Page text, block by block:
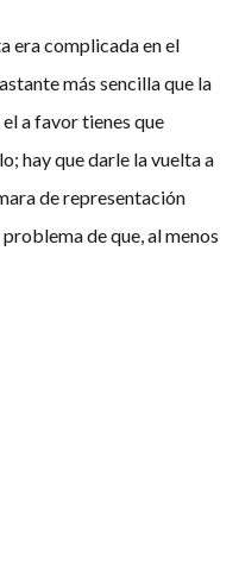
era complicada en el
más sencilla que la
a favor tienes que
hay que darle la vuelta a
de representación
de que, al menos